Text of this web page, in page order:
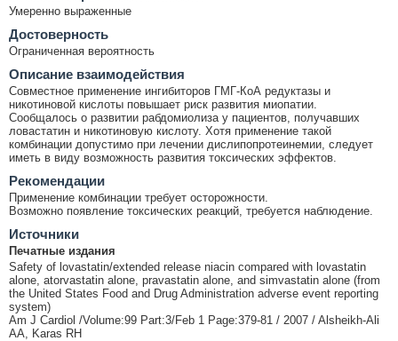
Умеренно выраженные
Достоверность
Ограниченная вероятность
Описание взаимодействия
Совместное применение ингибиторов ГМГ-КоА редуктазы и
никотиновой кислоты повышает риск развития миопатии.
Сообщалось о развитии рабдомиолиза у пациентов, получавших
ловастатин и никотиновую кислоту. Хотя применение такой
комбинации допустимо при лечении дислипопротеинемии, следует
иметь в виду возможность развития токсических эффектов.
Рекомендации
Применение комбинации требует осторожности.
Возможно появление токсических реакций, требуется наблюдение.
Источники
Печатные издания
Safety of lovastatin/extended release niacin compared with lovastatin
alone, atorvastatin alone, pravastatin alone, and simvastatin alone (from
the United States Food and Drug Administration adverse event reporting
system)
Am J Cardiol /Volume:99 Part:3/Feb 1 Page:379-81 / 2007 / Alsheikh-Ali
AA, Karas RH